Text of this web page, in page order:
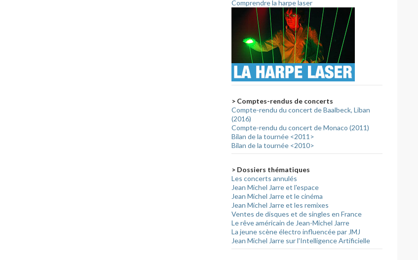
Comprendre la harpe laser
> Comptes-rendus de concerts
Compte-rendu du concert de Baalbeck, Liban
(2016)
Compte-rendu du concert de Monaco (2011)
Bilan de la tournée <2011>
Bilan de la tournée <2010>
> Dossiers thématiques
Les concerts annulés
Jean Michel Jarre et l'espace
Jean Michel Jarre et le cinéma
Jean Michel Jarre et les remixes
Ventes de disques et de singles en France
Le rêve américain de Jean-Michel Jarre
La jeune scène électro influencée par JMJ
Jean Michel Jarre sur l'Intelligence Artificielle